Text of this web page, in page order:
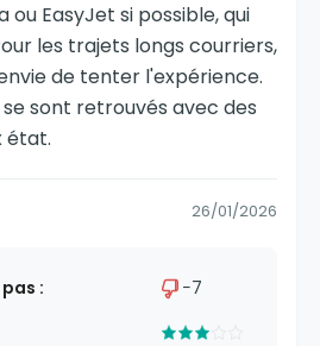
ou EasyJet si possible, qui
les trajets longs courriers,
de tenter l'expérience.
sont retrouvés avec des
état.
26/01/2026
:
−7